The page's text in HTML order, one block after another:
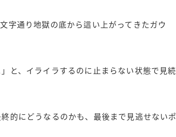
字通り地獄の底から這い上がってきたガウ
と、イライラするのに止まらない状態で見続
的にどうなるのかも、最後まで見逃せないポ